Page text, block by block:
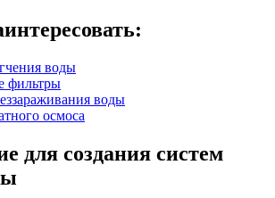
воды
фильтры
воды
осмоса
для создания систем